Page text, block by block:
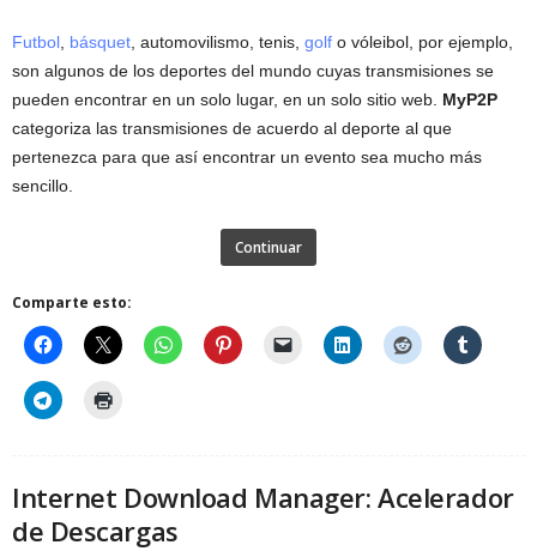
Futbol básquet , automovilismo, tenis, golf o vóleibol, por ejemplo,
son algunos de los deportes del mundo cuyas transmisiones se
pueden encontrar en un solo lugar, en un solo sitio web. MyP2P
categoriza las transmisiones de acuerdo al deporte al que
pertenezca para que así encontrar un evento sea mucho más
sencillo.
Continuar
Comparte esto:
Internet Download Manager: Acelerador
de Descargas